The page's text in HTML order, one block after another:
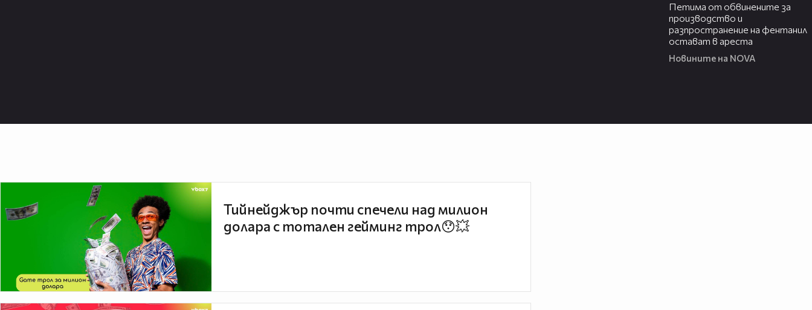
Петима от обвинените за
производство и
разпространение на фентанил
остават в ареста
Новините на NOVA
Тийнейджър почти спечели над милион
долара с тотален гейминг трол😯💥